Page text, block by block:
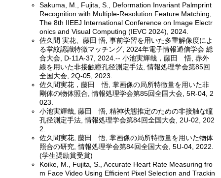
Sakuma, M., Fujita, S., Deformation Invariant Palmprint
Recognition with Multiple-Resolution Feature Matching,
The 8th IIEEJ International Conference on Image Electr
onics and Visual Computing (IEVC 2024), 2024.
佐久間 実花、藤田 悟, 事前学習を用いた多重解像度によ
る掌紋認識特徴マッチング, 2024年電子情報通信学会 総
合大会, D-11A-37, 2024.-- 小池実輝哉，藤田 悟, 赤外
線を用いた非接触瞳孔径測定手法, 情報処理学会第85回
全国大会, 2Q-05, 2023.
佐久間実花，藤田 悟, 掌画像の局所特徴量を用いた非
剛体の物体照合, 情報処理学会第85回全国大会, 5R-04, 2
023.
小池実輝哉, 藤田 悟, 精神状態推定のための非接触な瞳
孔径測定手法, 情報処理学会第84回全国大会, 2U-02, 202
2.
佐久間実花, 藤田 悟, 掌画像の局所特徴量を用いた物体
照合の研究, 情報処理学会第84回全国大会, 5U-04, 2022.
(学生奨励賞受賞)
Koike, M., Fujita, S., Accurate Heart Rate Measuring fro
m Face Video Using Efficient Pixel Selection and Trackin